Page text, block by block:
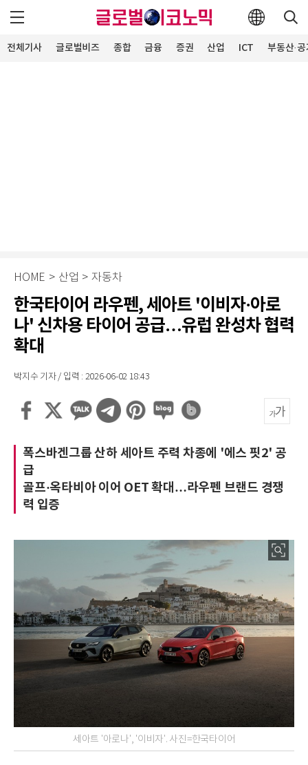
전체기사 글로벌비즈 종합 금융 증권 산업 ICT 부동산·
HOME > 산업 > 자동차
한국타이어 라우펜, 세아트 '이비자·아로
나' 신차용 타이어 공급…유럽 완성차 협력
확대
박지수 기자 / 입력 : 2026-06-02 18:43
폭스바겐그룹 산하 세아트 주력 차종에 '에스 핏2' 공
급
골프·옥타비아 이어 OET 확대…라우펜 브랜드 경쟁
력 입증
세아트 '아로나', '이비자'. 사진=한국타이어